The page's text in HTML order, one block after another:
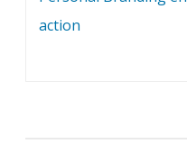
action